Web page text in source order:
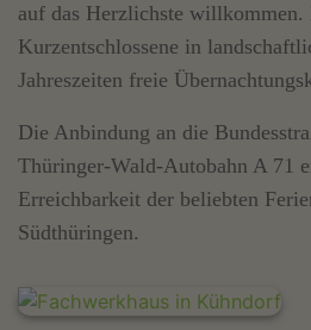
auf das Herzlichste
Kurzentschlossene in
Jahreszeiten freie
Die Anbindung an die
Thüringer-Wald-Autobahn A 71
Erreichbarkeit der beliebten
Südthüringen.